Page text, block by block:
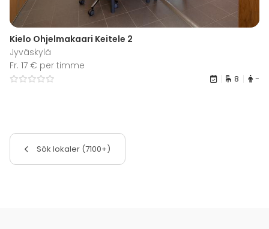
Kielo Ohjelmakaari Keitele 2
Jyväskylä
Fr. 17 € per timme
8 -
Sök lokaler (7100+)